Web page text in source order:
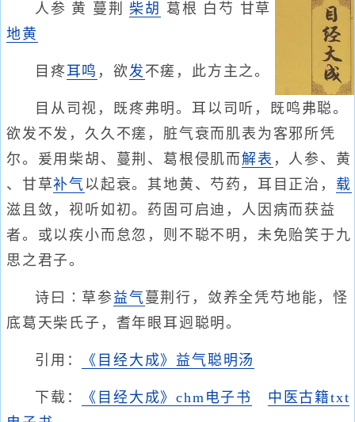
人参 黄 蔓荆柴胡 葛根 白芍 甘草
地黄
目疼耳鸣 ，欲发 不瘥，此方主之。
目从司视，既疼弗明。耳以司听，既鸣弗聪。
欲发不发，久久不瘥，脏气衰而肌表为客邪所凭
尔。爰用柴胡、蔓荆、葛根侵肌而解表 ，人参、黄
、甘草补气 以起衰。其地黄、芍药，耳目正治， 载
滋且敛，视听如初。药固可启迪，人因病而获益
者。或以疾小而怠忽，则不聪不明，未免贻笑于九
思之君子。
诗曰∶草参益气蔓荆行，敛养全凭芍地能，怪
底葛天柴氏子，耆年眼耳迥聪明。
引用： 《目经大成》益气聪明汤
下载： 《目经大成》chm电子书
中医古籍txt